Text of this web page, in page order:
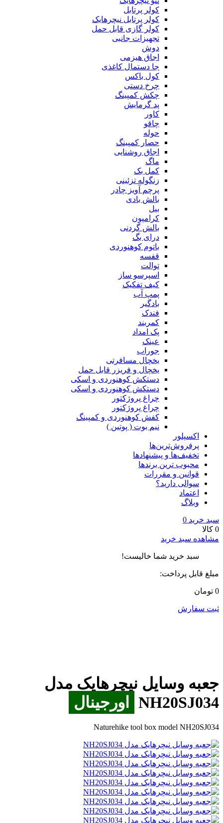
کولر پرتابل
کولر پرتابل نیچرهایک
کولر گازی قابل حمل
تجهیزات جانبی
دوش
اجاق هیزمی
جا دستمال کاغذی
کول باکس
چرخ دستی
چکش کمپینگ
پد گرمایش
کاور
چاقو
حوله
حصار کمپینگ
اجاق روشنایی
ماگ
کمل بک
زنگوله تزئینی
پرچم آویز چادر
بالش بادی
بیل
کرامپون
بالش گردنی
درای بگ
باتوم کوهنوردی
قفسه
توالت
اسپرسو ساز
کیف تفکیک
پمپ آب
بادگیر
فندک
کمربند
پک امداد
عینک
جوراب
یخچال مسافرتی
یخچال و فریزر قابل حمل
دستکش کوهنوردی و اسکی
دستکش کوهنوردی و اسکی
چراغ پروژکتور
چراغ پروژکتور
کفش کوهنوردی و کمپینگ
نیم بوت ( پوتین )
اکسپلور
پرفروش‌ترین‌ها
تخفیف‌ها و پیشنهادها
محبوب ترین برندها
قوانین و مقررات
سوالی دارید؟
اعتماد
وبلاگ
سبد خرید 0
0 کالا
مشاهده سبد خرید
سبد خرید شما خالیست!
مبلغ قابل پرداخت:
0 تومان
ثبت سفارش
جعبه وسایل نیچرهایک مدل
NH20SJ034
اورجینال
Naturehike tool box model NH20SJ034